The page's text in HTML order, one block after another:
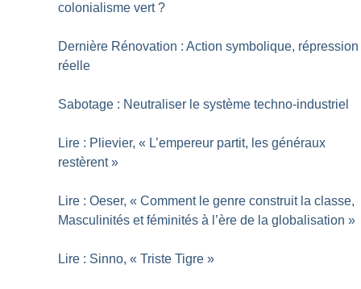
colonialisme vert ?
Dernière Rénovation : Action symbolique, répression
réelle
Sabotage : Neutraliser le système techno-industriel
Lire : Plievier, « L’empereur partit, les généraux
restèrent »
Lire : Oeser, « Comment le genre construit la classe,
Masculinités et féminités à l’ère de la globalisation »
Lire : Sinno, « Triste Tigre »